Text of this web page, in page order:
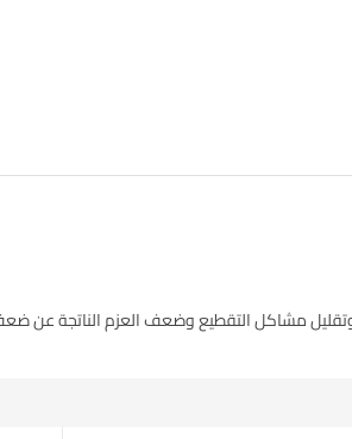
مشاكل التقطيع وضعف العزم الناتجة عن